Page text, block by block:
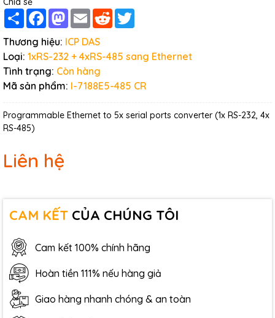
Share FacebookMastodon
Email Reddit
Thương hiệu: ICP DAS
Loại: 1xRS-232 + 4xRS-485 sang Ethernet
Tình trạng: Còn hàng
Mã sản phẩm: I-7188E5-485 CR
Programmable Ethernet to 5x serial ports converter (1x RS-232, 4x
RS-485)
Liên hệ
CAM KẾT CỦA CHÚNG TÔI
Cam kết 100% chính hãng
Hoàn tiền 111% nếu hàng giả
Giao hàng nhanh chóng & an toàn